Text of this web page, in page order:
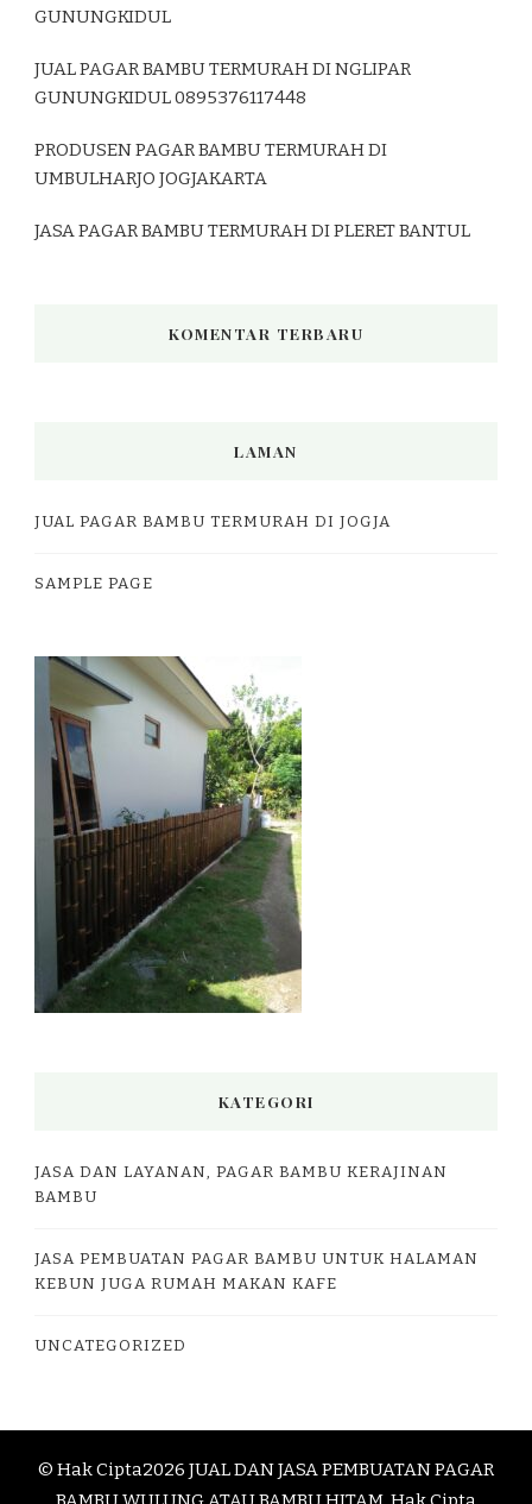
GUNUNGKIDUL
JUAL PAGAR BAMBU TERMURAH DI NGLIPAR
GUNUNGKIDUL 0895376117448
PRODUSEN PAGAR BAMBU TERMURAH DI
UMBULHARJO JOGJAKARTA
JASA PAGAR BAMBU TERMURAH DI PLERET BANTUL
KOMENTAR TERBARU
LAMAN
JUAL PAGAR BAMBU TERMURAH DI JOGJA
SAMPLE PAGE
KATEGORI
JASA DAN LAYANAN, PAGAR BAMBU KERAJINAN
BAMBU
JASA PEMBUATAN PAGAR BAMBU UNTUK HALAMAN
KEBUN JUGA RUMAH MAKAN KAFE
UNCATEGORIZED
© Hak Cipta2026 JUAL DAN JASA PEMBUATAN PAGAR